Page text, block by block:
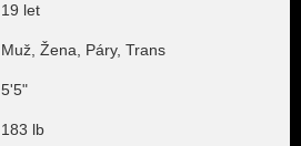
19 let
Muž, Žena, Páry, Trans
5'5"
183 lb